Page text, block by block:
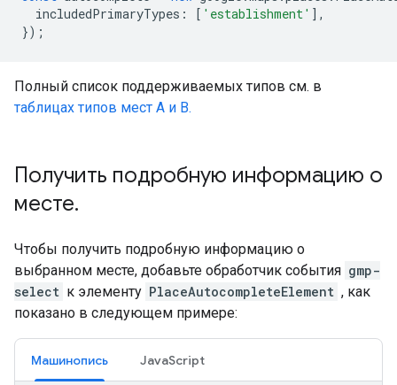
includedPrimaryTypes : [ 'establishment' ],
});
Полный список поддерживаемых типов см. в
таблицах типов мест A и B.
Получить подробную информацию о
месте.
Чтобы получить подробную информацию о
выбранном месте, добавьте обработчик события gmp-
select к элементу PlaceAutocompleteElement , как
показано в следующем примере:
Машинопись JavaScript